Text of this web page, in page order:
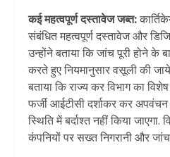
कई महत्वपूर्ण दस्तावेज जब्त:
संबंधित महत्वपूर्ण दस्तावेज और
उन्होंने बताया कि जांच पूरी होने के
करते हुए नियमानुसार वसूली की
बताया कि राज्य कर विभाग का
फर्जी आईटीसी दर्शाकर कर
स्थिति में बर्दाश्त नहीं किया जाएगा.
कंपनियों पर सख्त निगरानी और जांच